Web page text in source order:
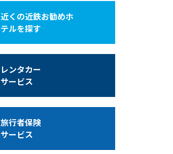
近くの近鉄お勧めホ
テルを探す
レンタカー
サービス
旅行者保険
サービス